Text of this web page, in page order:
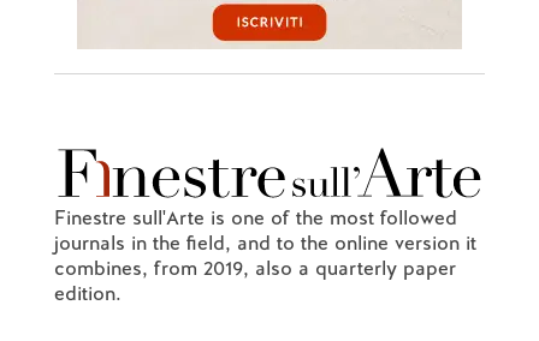
Finestre sull'Arte is one of the most followed
journals in the field, and to the online version it
combines, from 2019, also a quarterly paper
edition.